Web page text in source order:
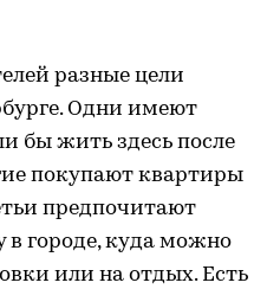
разные цели
Одни имеют
бы жить здесь после
покупают квартиры
предпочитают
в городе, куда можно
или на отдых. Есть